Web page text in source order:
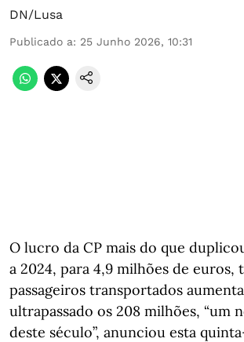
DN/Lusa
Publicado a: 25 Junho 2026, 10:31
O lucro da CP mais do que
a 2024, para 4,9 milhões de euros,
passageiros transportados
ultrapassado os 208 milhões, “um
deste século”, anunciou esta